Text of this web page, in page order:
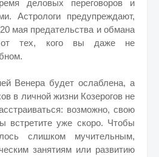
деловых переговоров и
Астрологи предупреждают,
мая предательства и обмана
от тех, кого вы даже не
Венера будет ослаблена, а
в личной жизни Козерогов не
возможно, свою
встретите уже скоро. Чтобы
слишком мучительным,
занятиям или развитию